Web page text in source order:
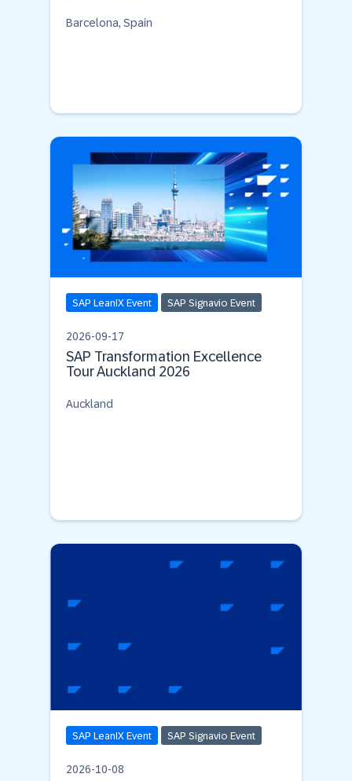
Barcelona, Spain
SAP LeanIX Event SAP Signavio Event
2026-09-17
SAP Transformation Excellence
Tour Auckland 2026
Auckland
SAP LeanIX Event SAP Signavio Event
2026-10-08